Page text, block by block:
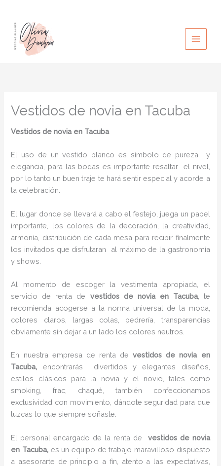
contenido
Vestidos de novia en Tacuba
Vestidos de novia en Tacuba
El uso de un vestido blanco es símbolo de pureza y
elegancia, para las bodas es importante resaltar el nivel,
por lo tanto un buen traje te hará sentir especial y acorde a
la celebración.
El lugar donde se llevará a cabo el festejo, juega un papel
importante, los colores de la decoración, la creatividad,
armonía, distribución de cada mesa para recibir finalmente
los invitados que disfrutaran al máximo de la gastronomía
y shows.
Al momento de escoger la vestimenta apropiada, el
servicio de renta de vestidos de novia en Tacuba, te
recomienda acogerse a la norma universal de la moda,
colores claros, largas colas, pedrería, transparencias
obviamente sin dejar a un lado los colores neutros.
En nuestra empresa de renta devestidos de novia en
Tacuba, encontrarás
divertidos y elegantes diseños,
estilos clásicos para la novia y el novio, tales como
smoking, frac, chaqué, también confeccionamos
exclusividad con movimiento, dándote seguridad para que
luzcas lo que siempre soñaste.
El personal encargado de la renta de vestidos de novia
en Tacuba, es un equipo de trabajo maravilloso dispuesto
a asesorarte de principio a fin, atento a las expectativas,